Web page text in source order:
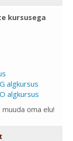
kursusega
algkursus
algkursus
oma elu!